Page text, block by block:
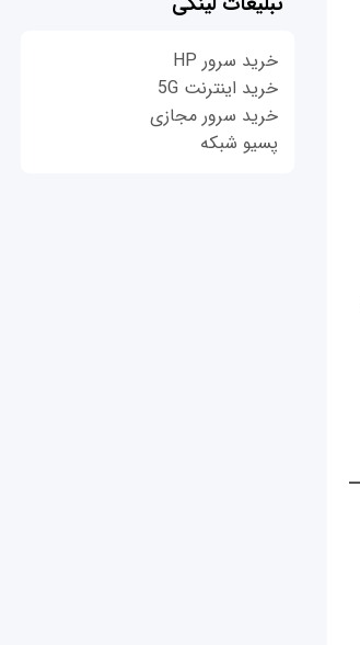
خرید سرور HP
خرید اینترنت 5G
خرید سرور مجازی
پسیو شبکه